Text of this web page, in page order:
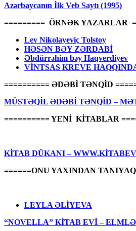
Azərbaycanın İlk Veb Saytı (1995)
========= ÖRNƏK YAZARLAR
Lev Nikolayeviç Tolstoy
HƏSƏN BƏY ZƏRDABİ
Əbdürrəhim bəy Haqverdiyev
VİNTSAS KREVE
========== ƏDƏBİ TƏNQİD
MÜSTƏQİL ƏDƏBİ TƏNQİD –
========== YENİ KİTABLAR
KİTAB DÜKANI –
======ONU YAXINDAN
LEYLA ƏLİYEVA
“NOVELLA” KİTAB EVİ –